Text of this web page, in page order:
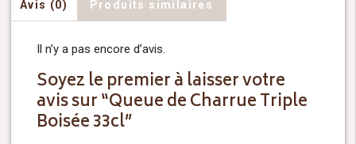
Avis (0) Produits similaires
Il n’y a pas encore d’avis.
Soyez le premier à laisser votre
avis sur “Queue de Charrue Triple
Boisée 33cl”